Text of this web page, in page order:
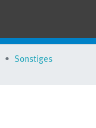
Sonstiges